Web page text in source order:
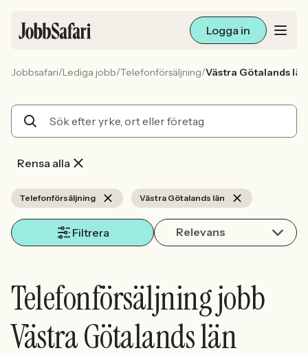
Logga in
Arbetsliv och karriär
Sök med AI
Jobbsafari/Lediga jobb/Telefonförsäljning/Västra Götalands län
Rensa alla
Telefonförsäljning Västra Götalands län
Filtrera Relevans
Telefonförsäljning jobb
Västra Götalands län